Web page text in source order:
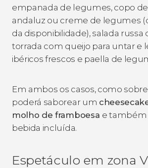
empanada de legumes, copo
andaluz ou creme de legumes
da disponibilidade), salada russa
torrada com queijo para untar e
ibéricos frescos e paella de
Em ambos os casos, como
poderá saborear um
molho de framboesa e também
bebida incluída.
Espetáculo em zona